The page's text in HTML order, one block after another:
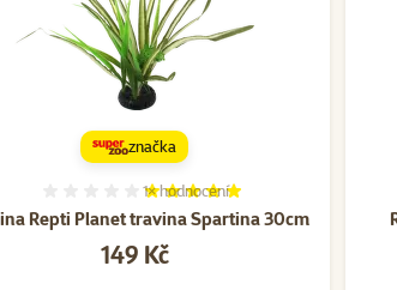
Repti Planet travina Spartina 30cm
Hodnocení 100%, počet hodnocení:
1×hodnocení
Cena
149 Kč
značka